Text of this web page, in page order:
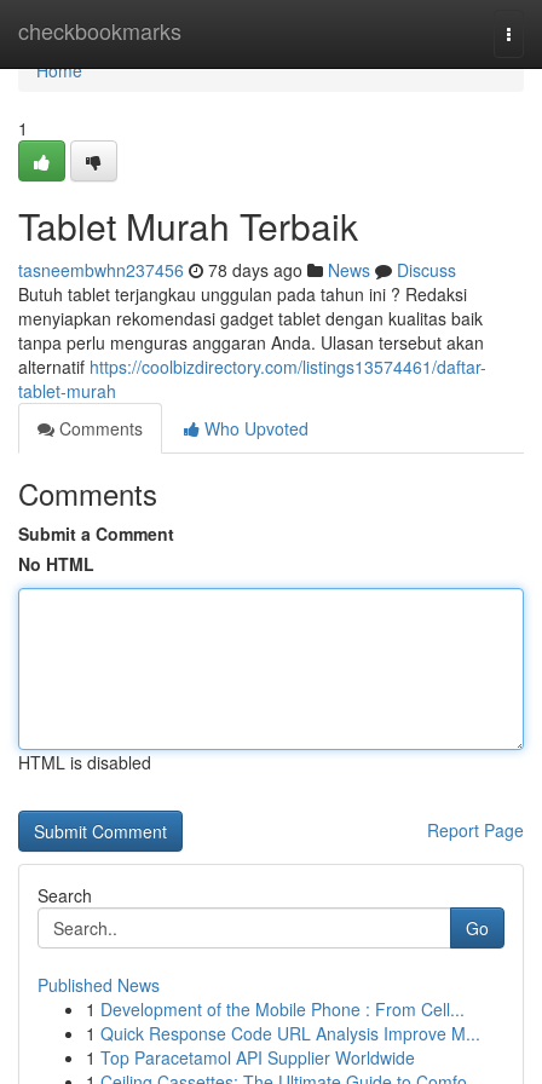
checkbookmarks
Home
Home
1
Tablet Murah Terbaik
tasneembwhn237456 78 days ago News
Discuss
Butuh tablet terjangkau unggulan pada tahun ini ? Redaksi
menyiapkan rekomendasi gadget tablet dengan kualitas baik
tanpa perlu menguras anggaran Anda. Ulasan tersebut akan
alternatif https://coolbizdirectory.com/listings13574461/daftar-
tablet-murah
Comments
Who Upvoted
Comments
Submit a Comment
No HTML
HTML is disabled
Report Page
Search
Go
Published News
1 Development of the Mobile Phone : From Cell...
1 Quick Response Code URL Analysis Improve M...
1 Top Paracetamol API Supplier Worldwide